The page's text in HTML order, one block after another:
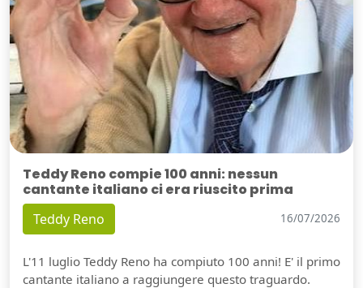
Teddy Reno compie 100 anni: nessun
cantante italiano ci era riuscito prima
Teddy Reno 16/07/2026
L'11 luglio Teddy Reno ha compiuto 100 anni! E' il primo
cantante italiano a raggiungere questo traguardo.